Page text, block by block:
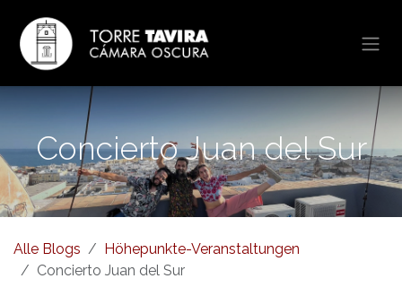
Concierto Juan del Sur
Alle Blogs
Höhepunkte-Veranstaltungen
Concierto Juan del Sur